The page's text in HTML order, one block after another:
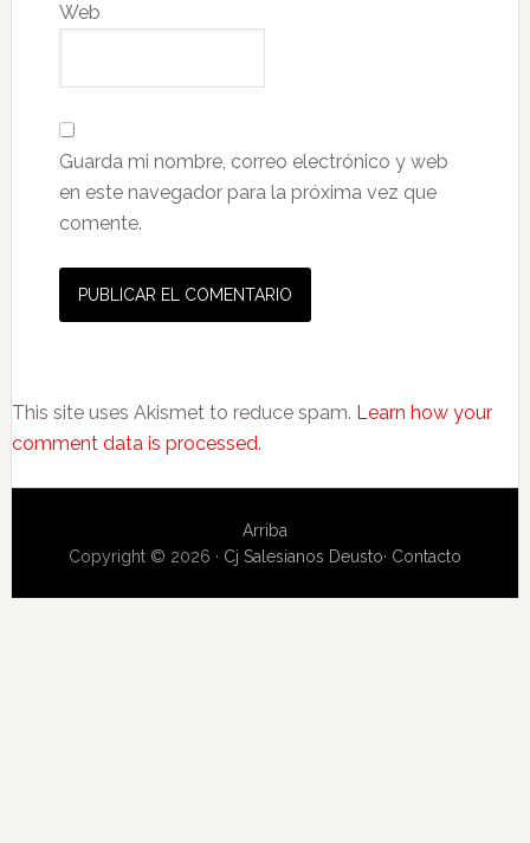
Web
Guarda mi nombre, correo electrónico y web
en este navegador para la próxima vez que
comente.
This site uses Akismet to reduce spam. Learn how your
comment data is processed.
Arriba
Copyright © 2026 · Cj Salesianos Deusto· Contacto